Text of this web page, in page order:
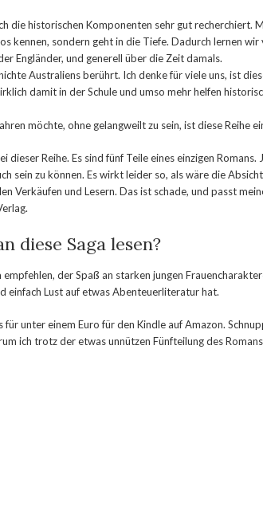
die historischen Komponenten sehr gut recherchiert.
kennen, sondern geht in die Tiefe. Dadurch lernen
Engländer, und generell über die Zeit damals.
Australiens berührt. Ich denke für viele uns, ist
damit in der Schule und umso mehr helfen
möchte, ohne gelangweilt zu sein, ist diese Reihe
dieser Reihe. Es sind fünf Teile eines einzigen Romans.
sein zu können. Es wirkt leider so, als wäre die
Verkäufen und Lesern. Das ist schade, und passt
diese Saga lesen?
empfehlen, der Spaß an starken jungen
einfach Lust auf etwas Abenteuerliteratur hat.
unter einem Euro für den Kindle auf Amazon.
ich trotz der etwas unnützen Fünfteilung des